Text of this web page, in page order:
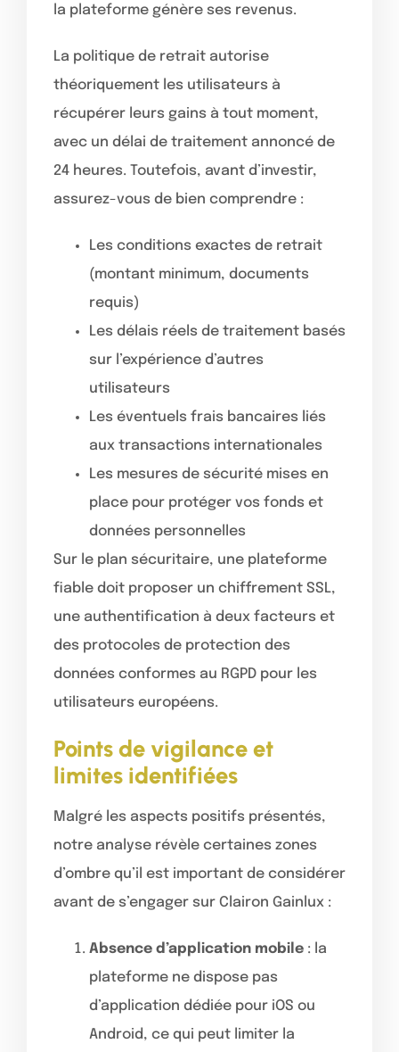
la plateforme génère ses revenus.
La politique de retrait autorise
théoriquement les utilisateurs à
récupérer leurs gains à tout moment,
avec un délai de traitement annoncé de
24 heures. Toutefois, avant d’investir,
assurez-vous de bien comprendre :
Les conditions exactes de retrait
(montant minimum, documents
requis)
Les délais réels de traitement basés
sur l’expérience d’autres
utilisateurs
Les éventuels frais bancaires liés
aux transactions internationales
Les mesures de sécurité mises en
place pour protéger vos fonds et
données personnelles
Sur le plan sécuritaire, une plateforme
fiable doit proposer un chiffrement SSL,
une authentification à deux facteurs et
des protocoles de protection des
données conformes au RGPD pour les
utilisateurs européens.
Points de vigilance et
limites identifiées
Malgré les aspects positifs présentés,
notre analyse révèle certaines zones
d’ombre qu’il est important de considérer
avant de s’engager sur Clairon Gainlux :
Absence d’application mobile : la
plateforme ne dispose pas
d’application dédiée pour iOS ou
Android, ce qui peut limiter la